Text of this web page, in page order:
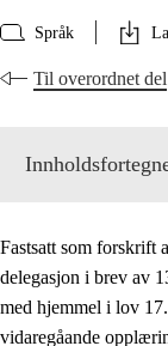
Språk
Til overordnet del
Fastsatt som forskrift
delegasjon i brev av
med hjemmel i lov
vidaregåande